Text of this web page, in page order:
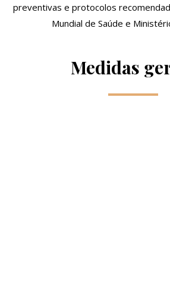
preventivas e protocolos
Mundial de Saúde e
Medidas